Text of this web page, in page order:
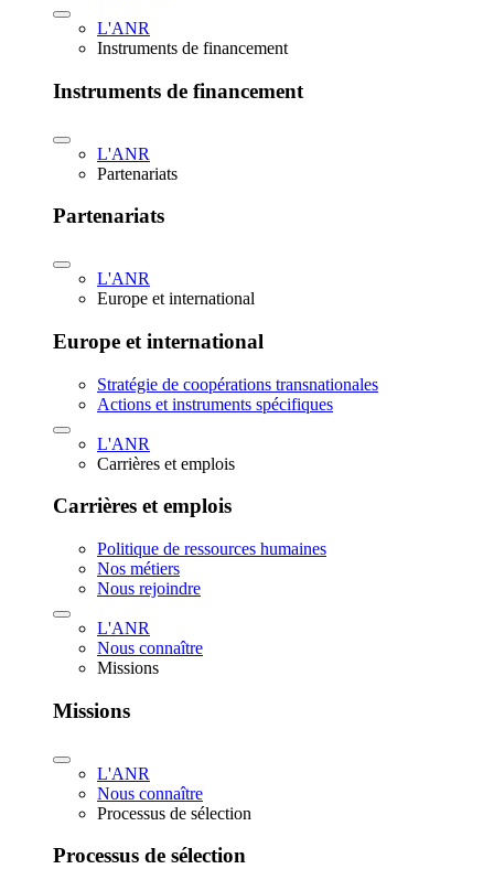
L'ANR
Instruments de financement
Instruments de financement
L'ANR
Partenariats
Partenariats
L'ANR
Europe et international
Europe et international
Stratégie de coopérations transnationales
Actions et instruments spécifiques
L'ANR
Carrières et emplois
Carrières et emplois
Politique de ressources humaines
Nos métiers
Nous rejoindre
L'ANR
Nous connaître
Missions
Missions
L'ANR
Nous connaître
Processus de sélection
Processus de sélection